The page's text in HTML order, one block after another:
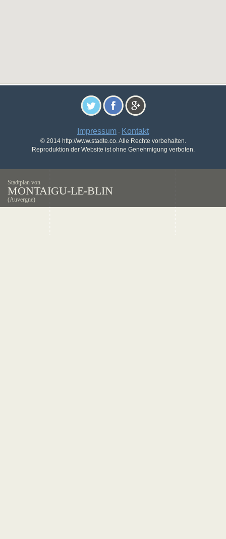
Impressum - Kontakt
© 2014 http://www.stadte.co. Alle Rechte vorbehalten.
Reproduktion der Website ist ohne Genehmigung verboten.
Stadtplan von
MONTAIGU-LE-BLIN
(Auvergne)